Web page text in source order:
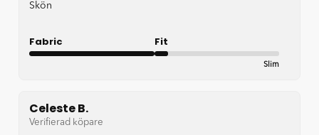
Skön
Fabric Fit
Slim
Celeste B.
Verifierad köpare